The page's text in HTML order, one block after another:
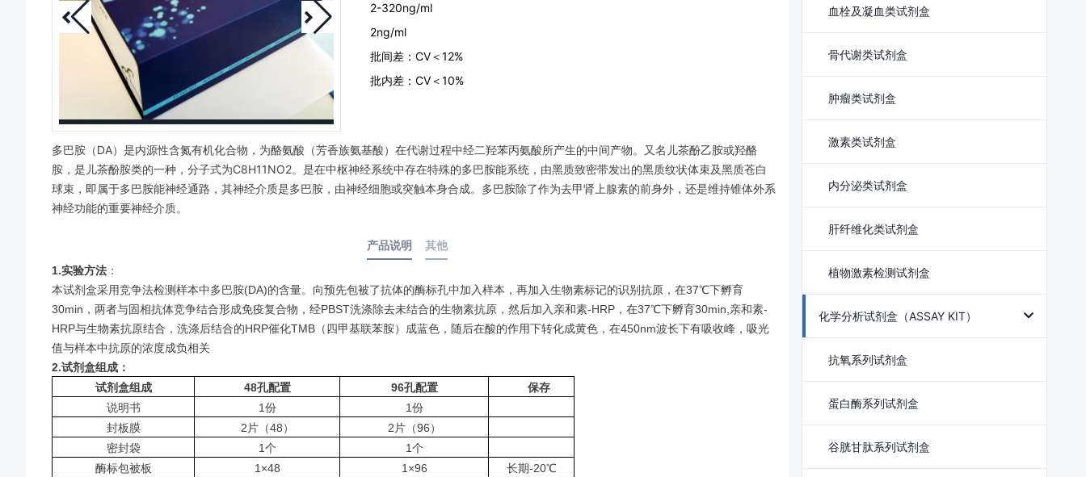
2-320ng/ml
2ng/ml
批间差：CV＜12%
批内差：CV＜10%
多巴胺（DA）是内源性含氮有机化合物，为酪氨酸（芳香族氨基酸）在代谢过程中经二羟苯丙氨酸所产生的中间产物。又名儿茶酚乙胺或羟酪
胺，是儿茶酚胺类的一种，分子式为C8H11NO2。是在中枢神经系统中存在特殊的多巴胺能系统，由黑质致密带发出的黑质纹状体束及黑质苍白
球束，即属于多巴胺能神经通路，其神经介质是多巴胺，由神经细胞或突触本身合成。多巴胺除了作为去甲肾上腺素的前身外，还是维持锥体外系
神经功能的重要神经介质。
产品说明 其他
1.实验方法 ：
本试剂盒采用竞争法检测样本中多巴胺(DA)的含量。向预先包被了抗体的酶标孔中加入样本，再加入生物素标记的识别抗原，在37℃下孵育
30min，两者与固相抗体竞争结合形成免疫复合物，经PBST洗涤除去未结合的生物素抗原，然后加入亲和素-HRP，在37℃下孵育30min,亲和素-
HRP与生物素抗原结合，洗涤后结合的HRP催化TMB（四甲基联苯胺）成蓝色，随后在酸的作用下转化成黄色，在450nm波长下有吸收峰，吸光
值与样本中抗原的浓度成负相关
2.试剂盒组成：
试剂盒组成
48孔配置 96孔配置
保存
说明书
1份
1份
封板膜
2片（48）
2片（96）
密封袋
1个
1个
酶标包被板
1×48 1×96
长期-20℃
血栓及凝血类试剂盒
骨代谢类试剂盒
肿瘤类试剂盒
激素类试剂盒
内分泌类试剂盒
肝纤维化类试剂盒
植物激素检测试剂盒
化学分析试剂盒（ASSAY KIT）
抗氧系列试剂盒
蛋白酶系列试剂盒
谷胱甘肽系列试剂盒